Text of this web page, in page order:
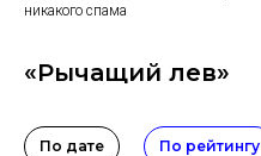
никакого спама
«Рычащий лев»
По дате По рейтингу